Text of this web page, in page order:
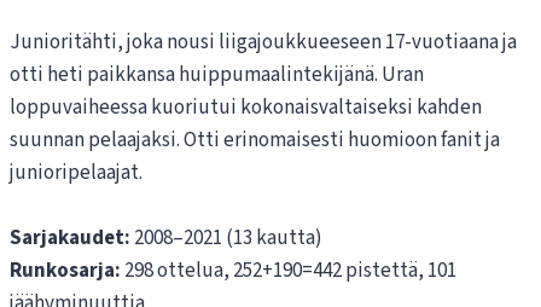
Junioritähti, joka nousi liigajoukkueeseen 17-vuotiaana ja
otti heti paikkansa huippumaalintekijänä. Uran
loppuvaiheessa kuoriutui kokonaisvaltaiseksi kahden
suunnan pelaajaksi. Otti erinomaisesti huomioon fanit ja
junioripelaajat.
Sarjakaudet: 2008–2021 (13 kautta)
Runkosarja: 298 ottelua, 252+190=442 pistettä, 101